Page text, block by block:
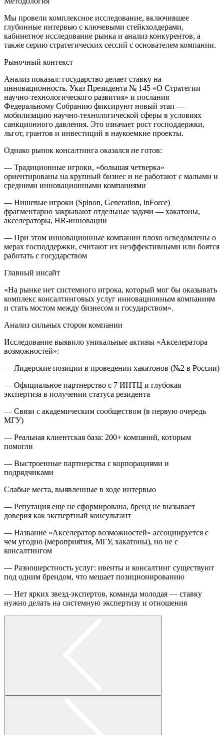
Мы провели комплексное исследование, включившее
глубинные интервью с ключевыми стейкхолдерами,
кабинетное исследование рынка и анализ конкурентов, а
также серию стратегических сессий с основателем компании.
Рыночный контекст
Анализ показал: государство делает ставку на
инновационность. Указ Президента № 145 «О Стратегии
научно-технологического развития» и послания
Федеральному Собранию фиксируют новый этап —
мобилизацию научно-технологической сферы в условиях
санкционного давления. Это означает рост господдержки,
льгот, грантов и инвестиций в наукоемкие проекты.
Однако рынок консалтинга оказался не готов:
— Традиционные игроки, «большая четверка»
ориентированы на крупный бизнес и не работают с малыми и
средними инновационными компаниями
— Нишевые игроки (Spinon, Generation, inForce)
фрагментарно закрывают отдельные задачи — хакатоны,
акселераторы, HR-инновации
— При этом инновационные компании плохо осведомлены о
мерах господдержки, считают их неэффективными или боятся
работать с государством
Главный инсайт
«На рынке нет системного игрока, который мог бы оказывать
комплекс консалтинговых услуг инновационным компаниям
и стать мостом между бизнесом и государством».
Анализ сильных сторон компании
Исследование выявило уникальные активы «Акселератора
возможностей»:
— Лидерские позиции в проведении хакатонов (№2 в России)
— Официальное партнерство с 7 ИНТЦ и глубокая
экспертиза в получении статуса резидента
— Связи с академическим сообществом (в первую очередь
МГУ)
— Реальная клиентская база: 200+ компаний, которым
помогли
— Выстроенные партнерства с корпорациями и
подрядчиками
Слабые места, выявленные в ходе интервью
— Репутация еще не сформирована, бренд не вызывает
доверия как экспертный консультант
— Название «Акселератор возможностей» ассоциируется с
чем угодно (мероприятия, МГУ, хакатоны), но не с
консалтингом
— Разношерстность услуг: ивенты и консалтинг существуют
под одним брендом, что мешает позиционированию
— Нет ярких звезд-экспертов, команда молодая — ставку
нужно делать на системную экспертизу и отношения